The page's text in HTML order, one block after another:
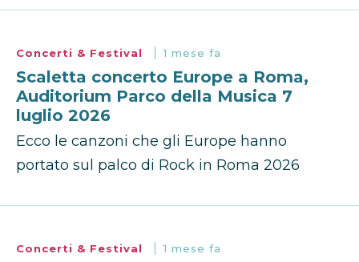
Concerti & Festival 1 mese fa
Scaletta concerto Europe a Roma,
Auditorium Parco della Musica 7
luglio 2026
Ecco le canzoni che gli Europe hanno
portato sul palco di Rock in Roma 2026
Concerti & Festival 1 mese fa